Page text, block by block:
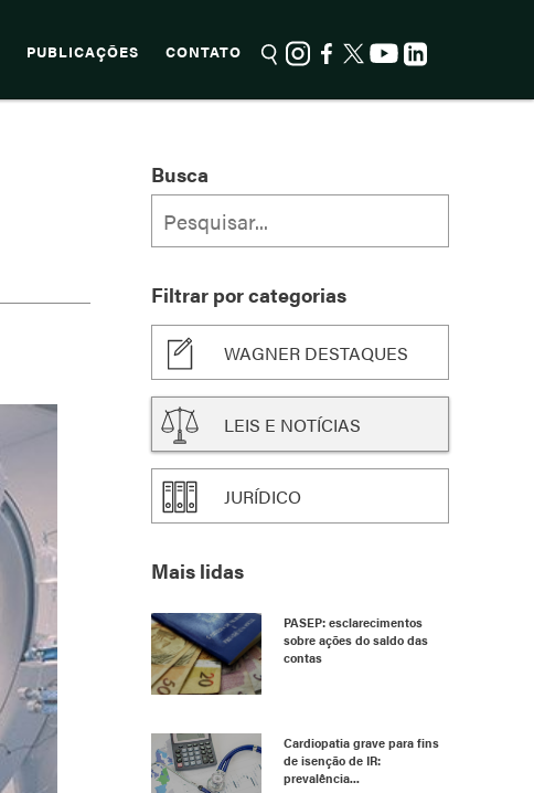
PUBLICAÇÕES CONTATO
Busca
Filtrar por categorias
WAGNER DESTAQUES
LEIS E NOTÍCIAS
JURÍDICO
Mais lidas
PASEP: esclarecimentos
sobre ações do saldo das
contas
Cardiopatia grave para fins
de isenção de IR:
prevalência...